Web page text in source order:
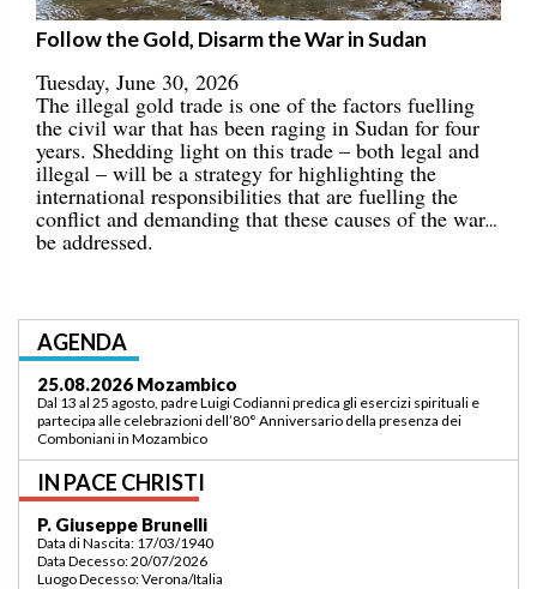
Follow the Gold, Disarm the War in Sudan
Tuesday, June 30, 2026
The illegal gold trade is one of the factors fuelling
the civil war that has been raging in Sudan for four
years. Shedding light on this trade – both legal and
illegal – will be a strategy for highlighting the
international responsibilities that are fuelling the
conflict and demanding that these causes of the war
be addressed.
AGENDA
03.09.2026 Lomé/Togo
Padre Luigi Codianni e padre Elias Sindjalim partecipano dal 26 agosto al 3
settembre all’incontro della commissione ASCAF sulla riorganizzazione
della regione a Lomé/Togo
IN PACE CHRISTI
P. Bruno Bordonali
Data di Nascita: 01/07/1942
Data Decesso: 13/07/2026
Luogo Decesso: Verona /Italia